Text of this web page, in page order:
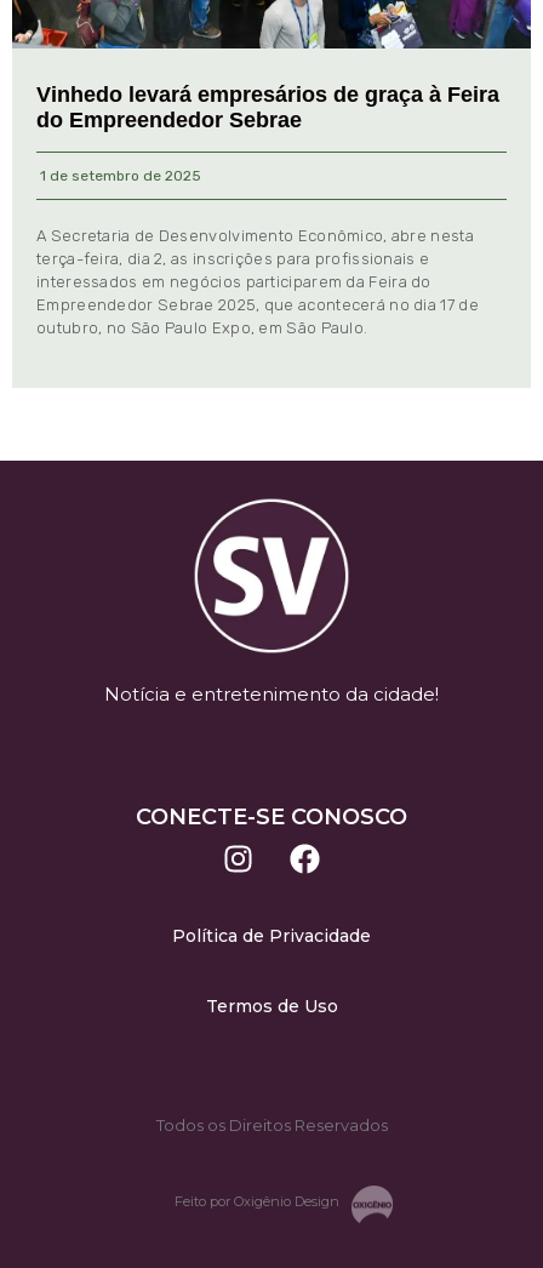
Vinhedo levará empresários de graça à Feira
do Empreendedor Sebrae
1 de setembro de 2025
A Secretaria de Desenvolvimento Econômico, abre nesta
terça-feira, dia 2, as inscrições para profissionais e
interessados em negócios participarem da Feira do
Empreendedor Sebrae 2025, que acontecerá no dia 17 de
outubro, no São Paulo Expo, em São Paulo.
Notícia e entretenimento da cidade!
CONECTE-SE CONOSCO
Política de Privacidade
Termos de Uso
Todos os Direitos Reservados
Feito por Oxigênio Design